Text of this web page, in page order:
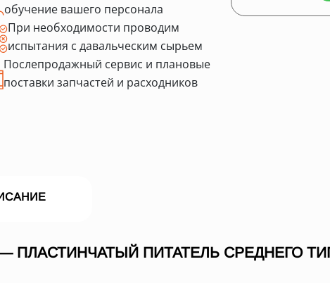
обучение вашего персонала
При необходимости проводим
испытания с давальческим сырьем
Послепродажный сервис и плановые
поставки запчастей и расходников
ПЛАСТИНЧАТЫЙ ПИТАТЕЛЬ СРЕДНЕГО